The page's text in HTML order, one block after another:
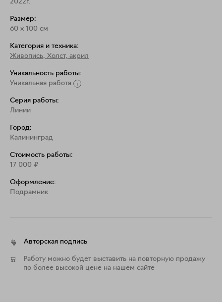
2022г.
Размер:
60 x 100 см
Категория и техника:
Живопись, Холст, акрил
Уникальность работы:
Уникальная работа
Серия работы:
Линии
Город:
Калининград
Стоимость работы:
17 000 ₽
Оформление:
Подрамник
Авторская подпись
Работу можно будет выставить на повторную продажу
по более высокой цене на нашем сайте